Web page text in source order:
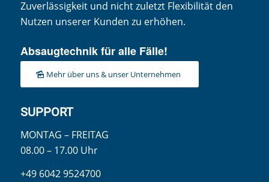
Zuverlässigkeit und nicht zuletzt Flexibilität den
Nutzen unserer Kunden zu erhöhen.
Absaugtechnik für alle Fälle!
Mehr über uns & unser Unternehmen
SUPPORT
MONTAG – FREITAG
08.00 – 17.00 Uhr
+49 6042 9524700